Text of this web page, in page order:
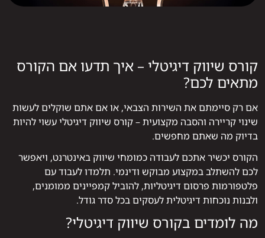
קורס שיווק דיגיטלי – איך תדעו אם הקורס
מתאים לכם?
אם רק סיימתם את השירות הצבאי, או אם אתם שוקלים לעשות
שינוי קריירה והסבה מקצועית – קורס שיווק דיגיטלי עשוי להיות
בדיוק מה שאתם מחפשים.
הקורס יכשיר אתכם לעבודה כמומחי שיווק באינטרנט, ויאפשר
לכם להשתלב במקצוע מבוקש ודינמי. תלמדו לעבוד עם
פלטפורמות פרסום דיגיטליות, להוביל קמפיינים ממומנים,
ולבנות נוכחות דיגיטלית לעסקים בכל סדר גודל.
מה לומדים בקורס שיווק דיגיטלי?